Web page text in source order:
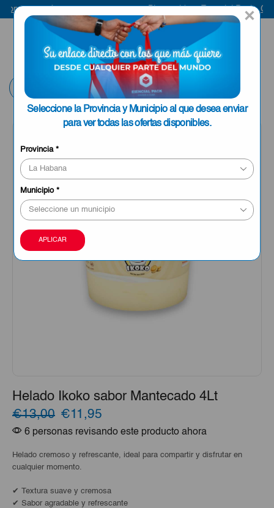
×
Seleccione la Provincia y Municipio al que desea enviar
para ver todas las ofertas disponibles.
Provincia*
Municipio*
APLICAR
aquí Bienvenido a Esencial Pack
ENVIAR A LA
HABANA
Helado Ikoko sabor Mantecado 4Lt
€13,00 El
precio
original
€13,00.
€11,95
precio
actual
€11,95.
6 personas revisando este producto ahora
Helado cremoso y refrescante, ideal para compartir y disfrutar en
cualquier momento.
✔ Textura suave y cremosa
✔ Sabor agradable y refrescante